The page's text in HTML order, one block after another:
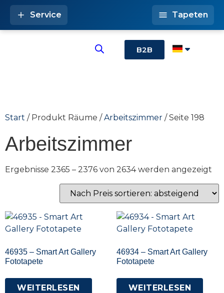
B2B
Service Tapeten
Start / Produkt Räume /Arbeitszimmer / Seite 198
Arbeitszimmer
Ergebnisse 2365 – 2376 von 2634 werden angezeigt
46935 – Smart Art Gallery
Fototapete
WEITERLESEN
46934 – Smart Art Gallery
Fototapete
WEITERLESEN